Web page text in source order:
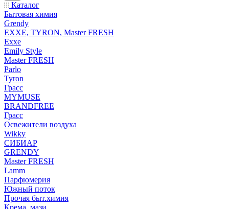
Каталог
Бытовая химия
Grendy
EXXE, TYRON, Master FRESH
Exxe
Emily Style
Master FRESH
Parlo
Tyron
Грасс
MYMUSE
BRANDFREE
Грасс
Освежители воздуха
Wikky
СИБИАР
GRENDY
Master FRESH
Lamm
Парфюмерия
Южный поток
Прочая быт.химия
Крема ,мази